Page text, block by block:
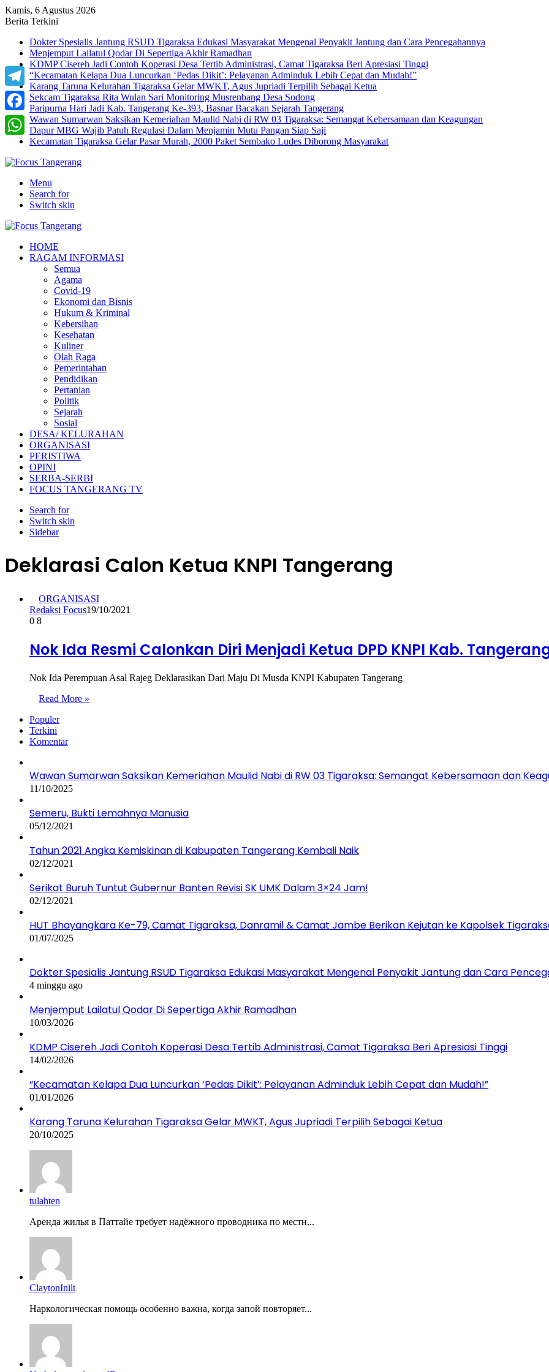
Kamis, 6 Agustus 2026
Berita Terkini
Dokter Spesialis Jantung RSUD Tigaraksa Edukasi Masyarakat Mengenal Penyakit Jantung dan Cara Pencegahannya
Menjemput Lailatul Qodar Di Sepertiga Akhir Ramadhan
KDMP Cisereh Jadi Contoh Koperasi Desa Tertib Administrasi, Camat Tigaraksa Beri Apresiasi Tinggi
“Kecamatan Kelapa Dua Luncurkan ‘Pedas Dikit’: Pelayanan Adminduk Lebih Cepat dan Mudah!”
Karang Taruna Kelurahan Tigaraksa Gelar MWKT, Agus Jupriadi Terpilih Sebagai Ketua
Sekcam Tigaraksa Rita Wulan Sari Monitoring Musrenbang Desa Sodong
Paripurna Hari Jadi Kab. Tangerang Ke-393, Basnar Bacakan Sejarah Tangerang
Wawan Sumarwan Saksikan Kemeriahan Maulid Nabi di RW 03 Tigaraksa: Semangat Kebersamaan dan Keagungan
Dapur MBG Wajib Patuh Regulasi Dalam Menjamin Mutu Pangan Siap Saji
Kecamatan Tigaraksa Gelar Pasar Murah, 2000 Paket Sembako Ludes Diborong Masyarakat
Menu
Search for
Switch skin
HOME
RAGAM INFORMASI
Semua
Agama
Covid-19
Ekonomi dan Bisnis
Hukum & Kriminal
Kebersihan
Kesehatan
Kuliner
Olah Raga
Pemerintahan
Pendidikan
Pertanian
Politik
Sejarah
Sosial
DESA/ KELURAHAN
ORGANISASI
PERISTIWA
OPINI
SERBA-SERBI
FOCUS TANGERANG TV
Search for
Switch skin
Sidebar
Deklarasi Calon Ketua KNPI Tangerang
ORGANISASI
Redaksi Focus19/10/2021
0 8
Nok Ida Resmi Calonkan Diri Menjadi Ketua DPD KNPI Kab.
Nok Ida Perempuan Asal Rajeg Deklarasikan Dari Maju Di Musda KNPI Kabupaten Tangerang
Read More »
Populer
Terkini
Komentar
Wawan Sumarwan Saksikan Kemeriahan Maulid Nabi di RW 03 Tigaraksa: Semangat Kebersamaan dan
11/10/2025
Semeru, Bukti Lemahnya Manusia
05/12/2021
Tahun 2021 Angka Kemiskinan di Kabupaten Tangerang Kembali Naik
02/12/2021
Serikat Buruh Tuntut Gubernur Banten Revisi SK UMK Dalam 3×24 Jam!
02/12/2021
HUT Bhayangkara Ke-79, Camat Tigaraksa, Danramil & Camat Jambe Berikan Kejutan ke Kapolsek
01/07/2025
Dokter Spesialis Jantung RSUD Tigaraksa Edukasi Masyarakat Mengenal Penyakit Jantung dan Cara
4 minggu ago
Menjemput Lailatul Qodar Di Sepertiga Akhir Ramadhan
10/03/2026
KDMP Cisereh Jadi Contoh Koperasi Desa Tertib Administrasi, Camat Tigaraksa Beri Apresiasi Tinggi
14/02/2026
“Kecamatan Kelapa Dua Luncurkan ‘Pedas Dikit’: Pelayanan Adminduk Lebih Cepat dan Mudah!”
01/01/2026
Karang Taruna Kelurahan Tigaraksa Gelar MWKT, Agus Jupriadi Terpilih Sebagai Ketua
20/10/2025
tulahten
Аренда жилья в Паттайе требует надёжного проводника по местн...
ClaytonInilt
Наркологическая помощь особенно важна, когда запой повторяет...
Telegram
Facebook
WhatsApp